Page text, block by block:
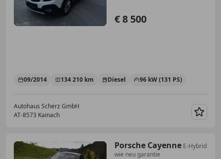
€ 8 500
09/2014 134 210 km Diesel 96 kW (131 PS)
Autohaus Scherz GmbH
AT-8573 Kainach
Porsche Cayenne E-Hybrid
wie neu garantie